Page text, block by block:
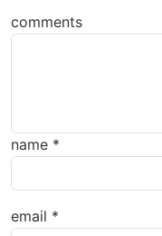
comments
name *
email *